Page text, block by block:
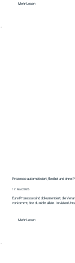
Mehr Lesen
Prozesse automatisiert, flexibel und ohne
17. Mai 2026
Eure Prozesse sind dokumentiert, die
vorkommt, bist du nicht allein. In vielen
Mehr Lesen